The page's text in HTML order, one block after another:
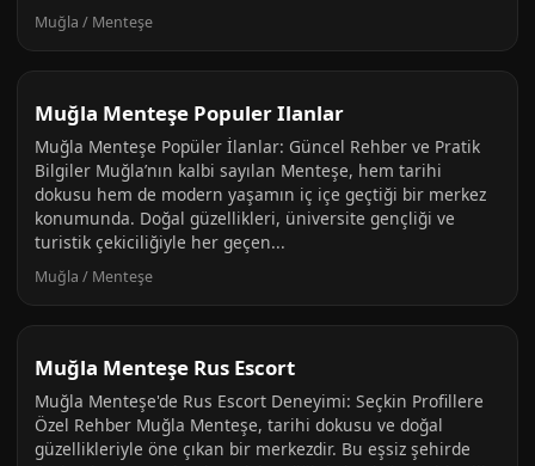
Muğla / Menteşe
Muğla Menteşe Populer Ilanlar
Muğla Menteşe Popüler İlanlar: Güncel Rehber ve Pratik
Bilgiler Muğla’nın kalbi sayılan Menteşe, hem tarihi
dokusu hem de modern yaşamın iç içe geçtiği bir merkez
konumunda. Doğal güzellikleri, üniversite gençliği ve
turistik çekiciliğiyle her geçen...
Muğla / Menteşe
Muğla Menteşe Rus Escort
Muğla Menteşe'de Rus Escort Deneyimi: Seçkin Profillere
Özel Rehber Muğla Menteşe, tarihi dokusu ve doğal
güzellikleriyle öne çıkan bir merkezdir. Bu eşsiz şehirde